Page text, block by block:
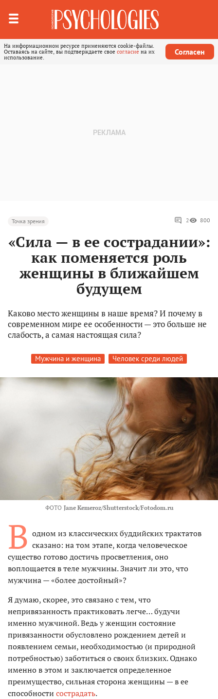
На информационном ресурсе применяются cookie-файлы.
Оставаясь на сайте, вы подтверждаете свое согласие на их
использование.
Согласен
Точка зрения 2 800
«Сила — в ее сострадании»:
как поменяется роль
женщины в ближайшем
будущем
Каково место женщины в наше время? И почему в
современном мире ее особенности — это больше не
слабость, а самая настоящая сила?
Мужчина и женщина Человек среди людей
ФОТО Jane Kemeroz/Shutterstock/Fotodom.ru
В одном из классических буддийских трактатов
сказано: на том этапе, когда человеческое
существо готово достичь просветления, оно
воплощается в теле мужчины. Значит ли это, что
мужчина — «более достойный»?
Я думаю, скорее, это связано с тем, что
непривязанность практиковать легче… будучи
именно мужчиной. Ведь у женщин состояние
привязанности обусловлено рождением детей и
появлением семьи, необходимостью (и природной
потребностью) заботиться о своих близких. Однако
именно в этом и заключается определенное
преимущество, сильная сторона женщины — в ее
способности сострадать.